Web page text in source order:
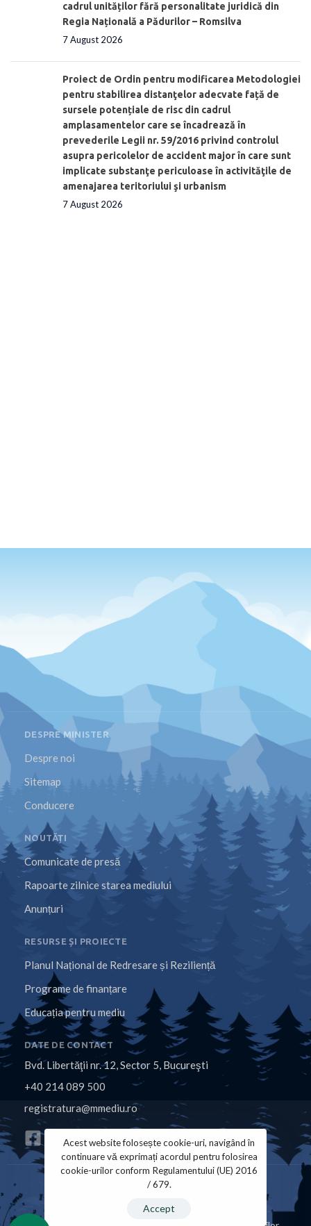
cadrul unităților fără personalitate juridică din
Regia Națională a Pădurilor – Romsilva
7 August 2026
Proiect de Ordin pentru modificarea Metodologiei
pentru stabilirea distanţelor adecvate față de
sursele potențiale de risc din cadrul
amplasamentelor care se încadrează în
prevederile Legii nr. 59/2016 privind controlul
asupra pericolelor de accident major în care sunt
implicate substanţe periculoase în activităţile de
amenajarea teritoriului şi urbanism
7 August 2026
DESPRE MINISTER
Despre noi
Sitemap
Conducere
NOUTĂȚI
Comunicate de presă
Rapoarte zilnice starea mediului
Anunțuri
RESURSE ȘI PROIECTE
Planul Național de Redresare și Reziliență
Programe de finanțare
Educația pentru mediu
DATE DE CONTACT
Bvd. Libertăţii nr. 12, Sector 5, Bucureşti
+40 214 089 500
registratura@mmediu.ro
Acest website folosește cookie-uri, navigând în
continuare vă exprimați acordul pentru folosirea
cookie-urilor conform Regulamentului (UE) 2016
/ 679.
Accept